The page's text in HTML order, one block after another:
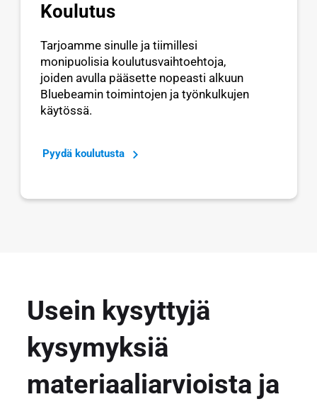
Koulutus
Tarjoamme sinulle ja tiimillesi
monipuolisia koulutusvaihtoehtoja,
joiden avulla pääsette nopeasti alkuun
Bluebeamin toimintojen ja työnkulkujen
käytössä.
Pyydä koulutusta
Usein kysyttyjä
kysymyksiä
materiaaliarvioista ja